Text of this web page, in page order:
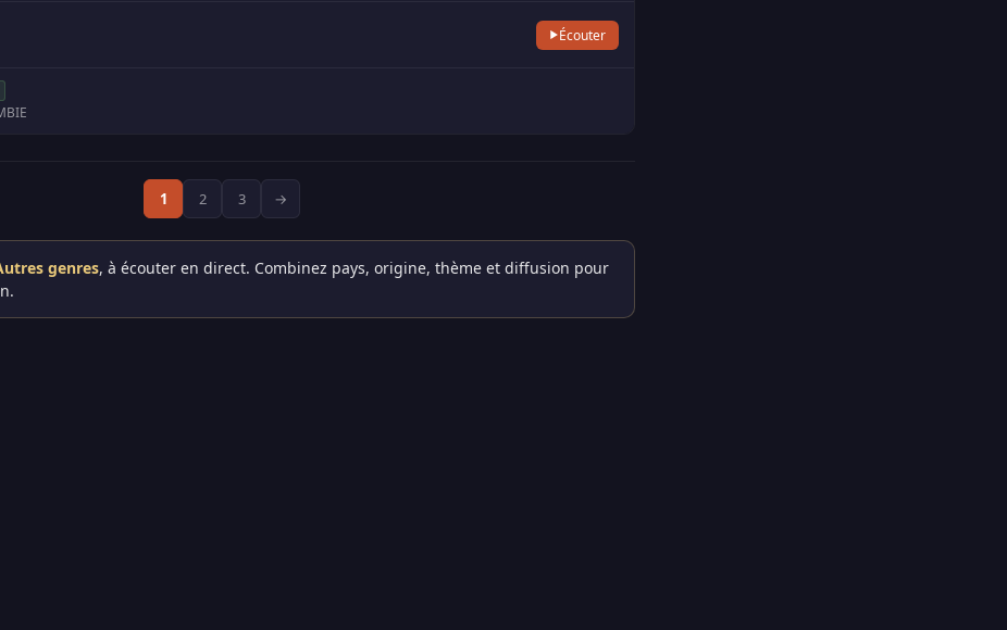
Écouter
1 2 3 →
genres, à écouter en direct. Combinez pays, origine, thème et diffusion pour